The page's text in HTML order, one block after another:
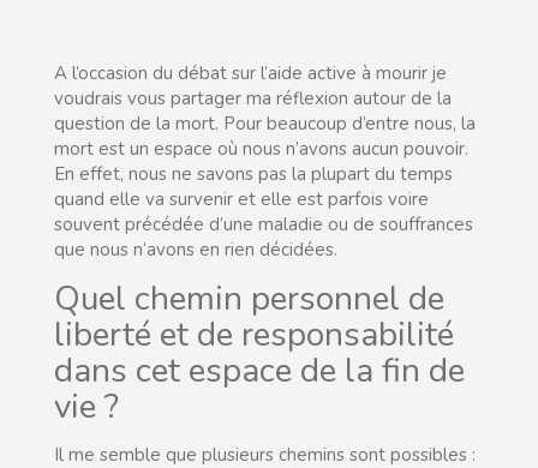
A l’occasion du débat sur l’aide active à mourir je
voudrais vous partager ma réflexion autour de la
question de la mort. Pour beaucoup d’entre nous, la
mort est un espace où nous n’avons aucun pouvoir.
En effet, nous ne savons pas la plupart du temps
quand elle va survenir et elle est parfois voire
souvent précédée d’une maladie ou de souffrances
que nous n’avons en rien décidées.
Quel chemin personnel de
liberté et de responsabilité
dans cet espace de la fin de
vie ?
Il me semble que plusieurs chemins sont possibles :